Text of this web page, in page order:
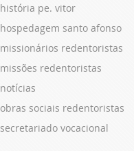
história pe. vitor
hospedagem santo afonso
missionários redentoristas
missões redentoristas
notícias
obras sociais redentoristas
secretariado vocacional